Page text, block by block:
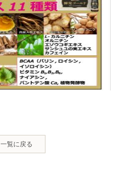
一覧に戻る